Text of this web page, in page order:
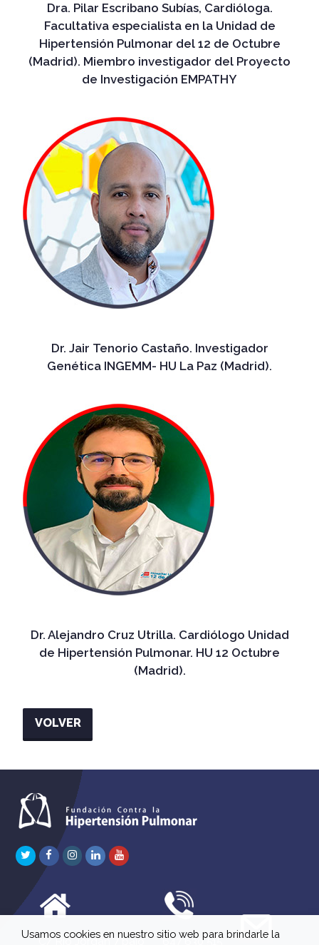
Dra. Pilar Escribano Subías, Cardióloga.
Facultativa especialista en la Unidad de
Hipertensión Pulmonar del 12 de Octubre
(Madrid). Miembro investigador del Proyecto
de Investigación EMPATHY
Dr. Jair Tenorio Castaño. Investigador
Genética INGEMM- HU La Paz (Madrid).
Dr. Alejandro Cruz Utrilla. Cardiólogo Unidad
de Hipertensión Pulmonar. HU 12 Octubre
(Madrid).
VOLVER
TwitterFacebook
Instagram
LinkedInYoutube
C/ Río Jordán 7 bajo 647 630 515
Usamos cookies en nuestro sitio web para brindarle la